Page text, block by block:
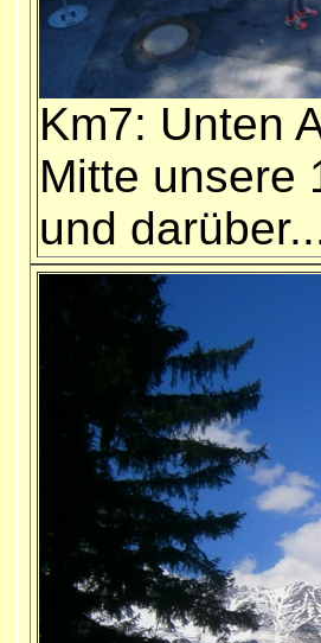
Km7: Unten
Mitte unsere
und